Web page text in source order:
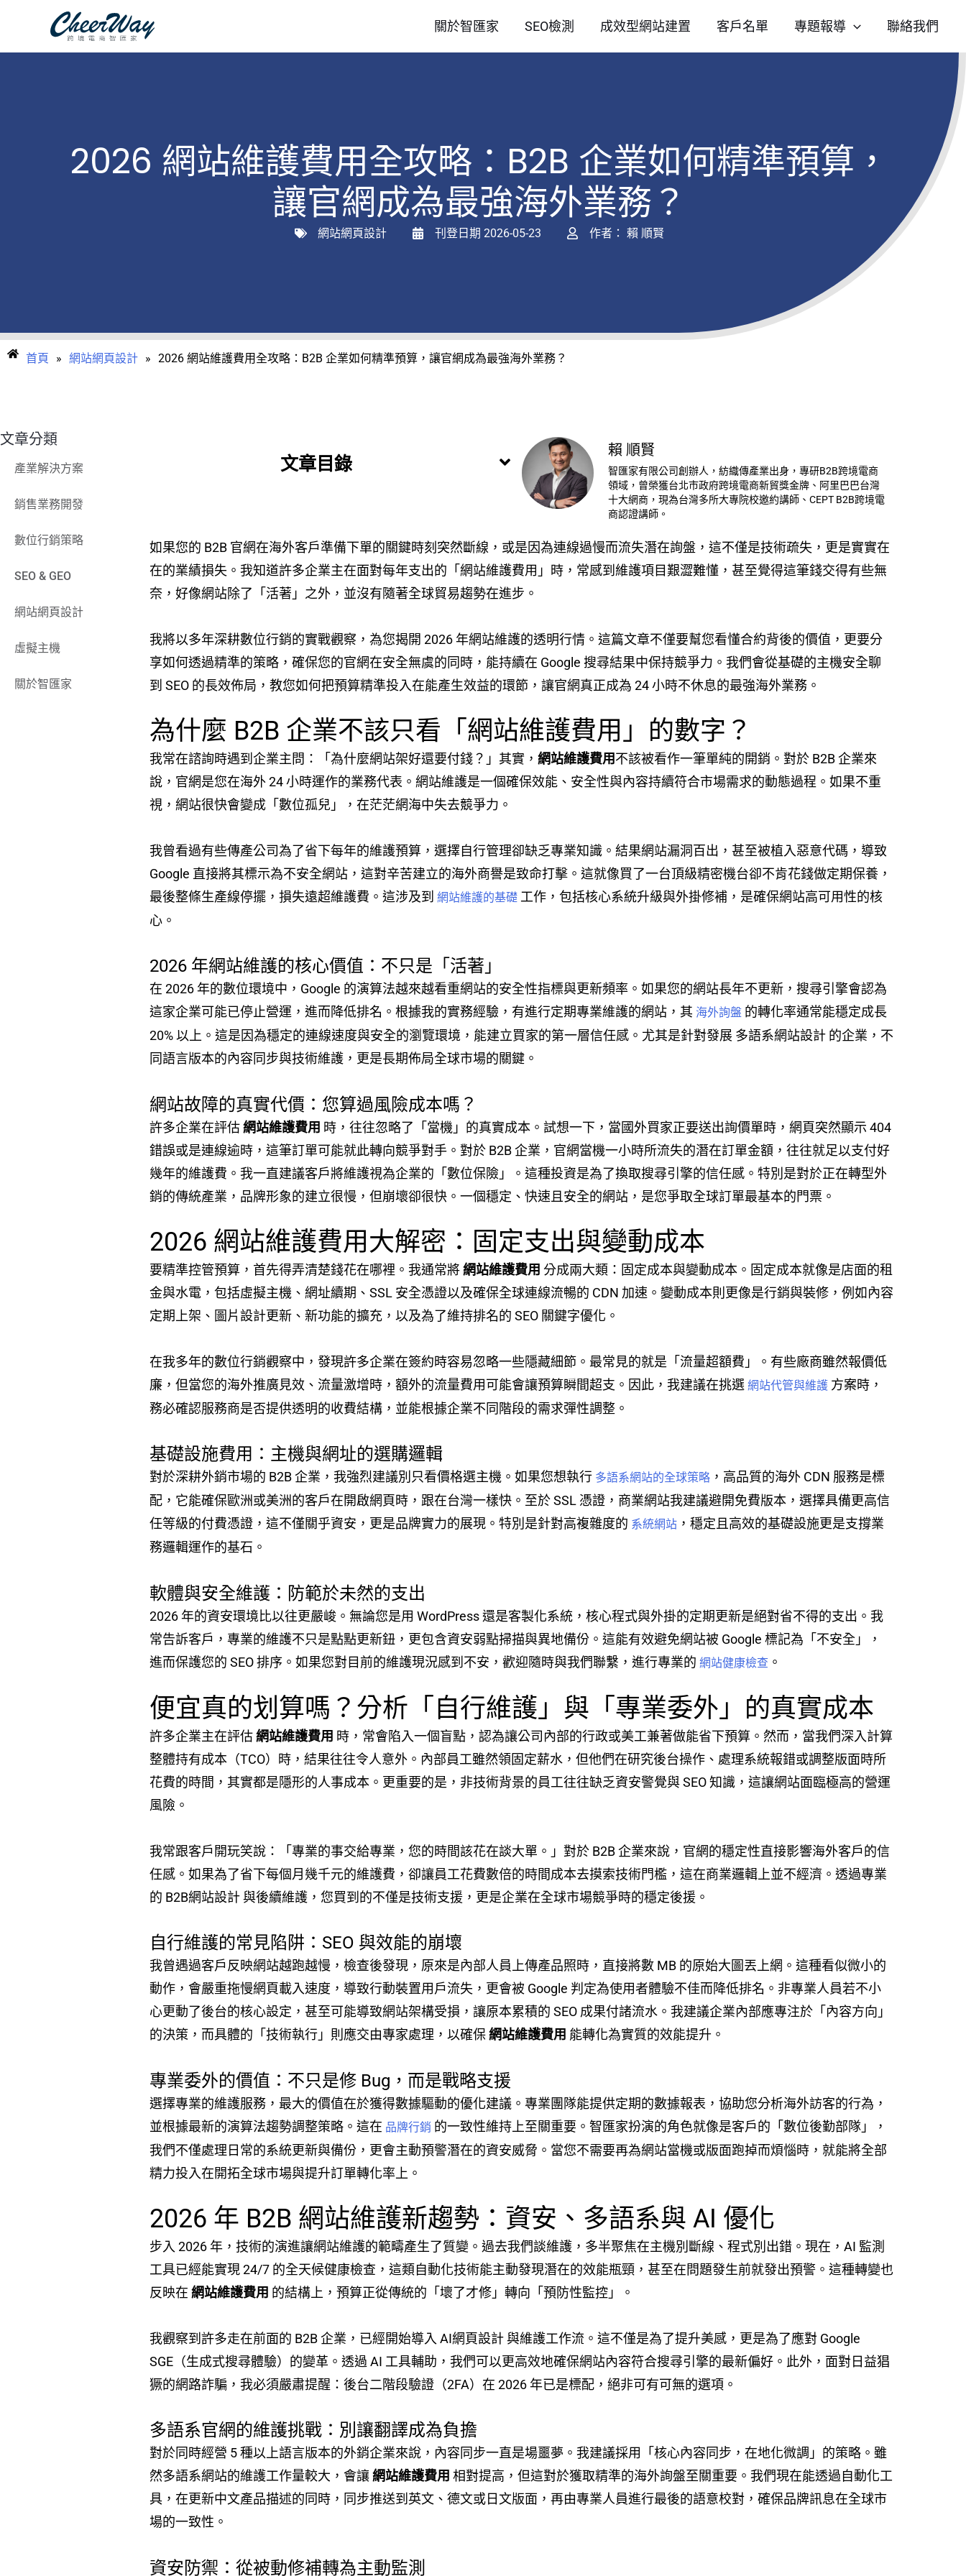
主
關於智匯家 SEO檢測 成效型網站建置 客戶名單 專題報導 聯絡我們
2026 網站維護費用全攻略：B2B 企業如何精準預算，
讓官網成為最強海外業務？
網站網頁設計 刊登日期 2026-05-23 作者： 賴 順賢
首頁 » 網站網頁設計 » 2026 網站維護費用全攻略：B2B 企業如何精準預算，讓官網成為最強海外業務？
文章分類
產業解決方案
銷售業務開發
數位行銷策略
SEO & GEO
網站網頁設計
虛擬主機
關於智匯家
文章目錄
賴 順賢
智匯家有限公司創辦人，紡織傳產業出身，專研B2B跨境電商
領域，曾榮獲台北市政府跨境電商新貿獎金牌、阿里巴巴台灣
十大網商，現為台灣多所大專院校邀約講師、CEPT B2B跨境電
商認證講師。
如果您的 B2B 官網在海外客戶準備下單的關鍵時刻突然斷線，或是因為連線過慢而流失潛在詢盤，這不僅是技術疏失，更是實實在
在的業績損失。我知道許多企業主在面對每年支出的「網站維護費用」時，常感到維護項目艱澀難懂，甚至覺得這筆錢交得有些無
奈，好像網站除了「活著」之外，並沒有隨著全球貿易趨勢在進步。
我將以多年深耕數位行銷的實戰觀察，為您揭開 2026 年網站維護的透明行情。這篇文章不僅要幫您看懂合約背後的價值，更要分
享如何透過精準的策略，確保您的官網在安全無虞的同時，能持續在 Google 搜尋結果中保持競爭力。我們會從基礎的主機安全聊
到 SEO 的長效佈局，教您如何把預算精準投入在能產生效益的環節，讓官網真正成為 24 小時不休息的最強海外業務。
為什麼 B2B 企業不該只看「網站維護費用」的數字？
我常在諮詢時遇到企業主問：「為什麼網站架好還要付錢？」其實，網站維護費用不該被看作一筆單純的開銷。對於 B2B 企業來
說，官網是您在海外 24 小時運作的業務代表。網站維護是一個確保效能、安全性與內容持續符合市場需求的動態過程。如果不重
視，網站很快會變成「數位孤兒」，在茫茫網海中失去競爭力。
我曾看過有些傳產公司為了省下每年的維護預算，選擇自行管理卻缺乏專業知識。結果網站漏洞百出，甚至被植入惡意代碼，導致
Google 直接將其標示為不安全網站，這對辛苦建立的海外商譽是致命打擊。這就像買了一台頂級精密機台卻不肯花錢做定期保養，
最後整條生產線停擺，損失遠超維護費。這涉及到網站維護的基礎 工作，包括核心系統升級與外掛修補，是確保網站高可用性的核
心。
2026 年網站維護的核心價值：不只是「活著」
在 2026 年的數位環境中，Google 的演算法越來越看重網站的安全性指標與更新頻率。如果您的網站長年不更新，搜尋引擎會認為
這家企業可能已停止營運，進而降低排名。根據我的實務經驗，有進行定期專業維護的網站，其 海外詢盤 的轉化率通常能穩定成長
20% 以上。這是因為穩定的連線速度與安全的瀏覽環境，能建立買家的第一層信任感。尤其是針對發展 多語系網站設計 的企業，不
同語言版本的內容同步與技術維護，更是長期佈局全球市場的關鍵。
網站故障的真實代價：您算過風險成本嗎？
許多企業在評估網站維護費用 時，往往忽略了「當機」的真實成本。試想一下，當國外買家正要送出詢價單時，網頁突然顯示 404
錯誤或是連線逾時，這筆訂單可能就此轉向競爭對手。對於 B2B 企業，官網當機一小時所流失的潛在訂單金額，往往就足以支付好
幾年的維護費。我一直建議客戶將維護視為企業的「數位保險」。這種投資是為了換取搜尋引擎的信任感。特別是對於正在轉型外
銷的傳統產業，品牌形象的建立很慢，但崩壞卻很快。一個穩定、快速且安全的網站，是您爭取全球訂單最基本的門票。
2026 網站維護費用大解密：固定支出與變動成本
要精準控管預算，首先得弄清楚錢花在哪裡。我通常將網站維護費用 分成兩大類：固定成本與變動成本。固定成本就像是店面的租
金與水電，包括虛擬主機、網址續期、SSL 安全憑證以及確保全球連線流暢的 CDN 加速。變動成本則更像是行銷與裝修，例如內容
定期上架、圖片設計更新、新功能的擴充，以及為了維持排名的 SEO 關鍵字優化。
在我多年的數位行銷觀察中，發現許多企業在簽約時容易忽略一些隱藏細節。最常見的就是「流量超額費」。有些廠商雖然報價低
廉，但當您的海外推廣見效、流量激增時，額外的流量費用可能會讓預算瞬間超支。因此，我建議在挑選網站代管與維護 方案時，
務必確認服務商是否提供透明的收費結構，並能根據企業不同階段的需求彈性調整。
基礎設施費用：主機與網址的選購邏輯
對於深耕外銷市場的 B2B 企業，我強烈建議別只看價格選主機。如果您想執行 多語系網站的全球策略 ，高品質的海外 CDN 服務是標
配，它能確保歐洲或美洲的客戶在開啟網頁時，跟在台灣一樣快。至於 SSL 憑證，商業網站我建議避開免費版本，選擇具備更高信
任等級的付費憑證，這不僅關乎資安，更是品牌實力的展現。特別是針對高複雜度的 系統網站 ，穩定且高效的基礎設施更是支撐業
務邏輯運作的基石。
軟體與安全維護：防範於未然的支出
2026 年的資安環境比以往更嚴峻。無論您是用 WordPress 還是客製化系統，核心程式與外掛的定期更新是絕對省不得的支出。我
常告訴客戶，專業的維護不只是點點更新鈕，更包含資安弱點掃描與異地備份。這能有效避免網站被 Google 標記為「不安全」，
進而保護您的 SEO 排序。如果您對目前的維護現況感到不安，歡迎隨時與我們聯繫，進行專業的網站健康檢查 。
便宜真的划算嗎？分析「自行維護」與「專業委外」的真實成本
許多企業主在評估網站維護費用 時，常會陷入一個盲點，認為讓公司內部的行政或美工兼著做能省下預算。然而，當我們深入計算
整體持有成本（TCO）時，結果往往令人意外。內部員工雖然領固定薪水，但他們在研究後台操作、處理系統報錯或調整版面時所
花費的時間，其實都是隱形的人事成本。更重要的是，非技術背景的員工往往缺乏資安警覺與 SEO 知識，這讓網站面臨極高的營運
風險。
我常跟客戶開玩笑說：「專業的事交給專業，您的時間該花在談大單。」對於 B2B 企業來說，官網的穩定性直接影響海外客戶的信
任感。如果為了省下每個月幾千元的維護費，卻讓員工花費數倍的時間成本去摸索技術門檻，這在商業邏輯上並不經濟。透過專業
的 B2B網站設計 與後續維護，您買到的不僅是技術支援，更是企業在全球市場競爭時的穩定後援。
自行維護的常見陷阱：SEO 與效能的崩壞
我曾遇過客戶反映網站越跑越慢，檢查後發現，原來是內部人員上傳產品照時，直接將數 MB 的原始大圖丟上網。這種看似微小的
動作，會嚴重拖慢網頁載入速度，導致行動裝置用戶流失，更會被 Google 判定為使用者體驗不佳而降低排名。非專業人員若不小
心更動了後台的核心設定，甚至可能導致網站架構受損，讓原本累積的 SEO 成果付諸流水。我建議企業內部應專注於「內容方向」
的決策，而具體的「技術執行」則應交由專家處理，以確保網站維護費用 能轉化為實質的效能提升。
專業委外的價值：不只是修 Bug，而是戰略支援
選擇專業的維護服務，最大的價值在於獲得數據驅動的優化建議。專業團隊能提供定期的數據報表，協助您分析海外訪客的行為，
並根據最新的演算法趨勢調整策略。這在 品牌行銷 的一致性維持上至關重要。智匯家扮演的角色就像是客戶的「數位後勤部隊」，
我們不僅處理日常的系統更新與備份，更會主動預警潛在的資安威脅。當您不需要再為網站當機或版面跑掉而煩惱時，就能將全部
精力投入在開拓全球市場與提升訂單轉化率上。
2026 年 B2B 網站維護新趨勢：資安、多語系與 AI 優化
步入 2026 年，技術的演進讓網站維護的範疇產生了質變。過去我們談維護，多半聚焦在主機別斷線、程式別出錯。現在，AI 監測
工具已經能實現 24/7 的全天候健康檢查，這類自動化技術能主動發現潛在的效能瓶頸，甚至在問題發生前就發出預警。這種轉變也
反映在網站維護費用 的結構上，預算正從傳統的「壞了才修」轉向「預防性監控」。
我觀察到許多走在前面的 B2B 企業，已經開始導入 AI網頁設計 與維護工作流。這不僅是為了提升美感，更是為了應對 Google
SGE（生成式搜尋體驗）的變革。透過 AI 工具輔助，我們可以更高效地確保網站內容符合搜尋引擎的最新偏好。此外，面對日益猖
獗的網路詐騙，我必須嚴肅提醒：後台二階段驗證（2FA）在 2026 年已是標配，絕非可有可無的選項。
多語系官網的維護挑戰：別讓翻譯成為負擔
對於同時經營 5 種以上語言版本的外銷企業來說，內容同步一直是場噩夢。我建議採用「核心內容同步，在地化微調」的策略。雖
然多語系網站的維護工作量較大，會讓網站維護費用 相對提高，但這對於獲取精準的海外詢盤至關重要。我們現在能透過自動化工
具，在更新中文產品描述的同時，同步推送到英文、德文或日文版面，再由專業人員進行最後的語意校對，確保品牌訊息在全球市
場的一致性。
資安防禦：從被動修補轉為主動監測